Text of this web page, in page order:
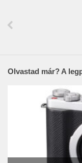
Olvastad már? A